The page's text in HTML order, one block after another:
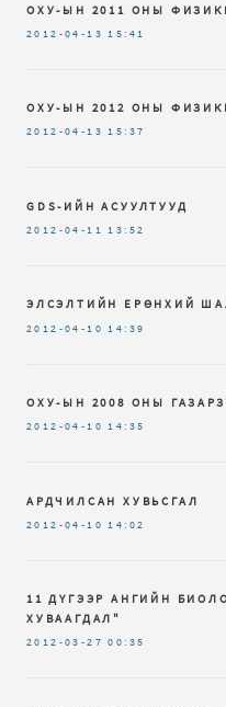
ОХУ-ЫН 2011 ОНЫ
2012-04-13 15:41
ОХУ-ЫН 2012 ОНЫ
2012-04-13 15:37
GDS-ИЙН АСУУЛТУУД
2012-04-11 13:52
ЭЛСЭЛТИЙН ЕРӨНХИЙ
2012-04-10 14:39
ОХУ-ЫН 2008 ОНЫ
2012-04-10 14:35
АРДЧИЛСАН ХУВЬСГАЛ
2012-04-10 14:02
11 ДҮГЭЭР АНГИЙН
ХУВААГДАЛ"
2012-03-27 00:35